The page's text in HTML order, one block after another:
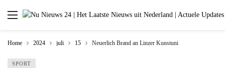
Home 2024 juli 15 Neuerlich Brand an Linzer Kunstuni
SPORT